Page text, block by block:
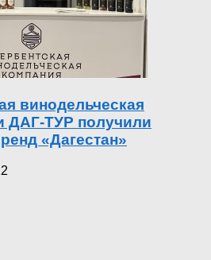
винодельческая
ДАГ-ТУР получили
«Дагестан»